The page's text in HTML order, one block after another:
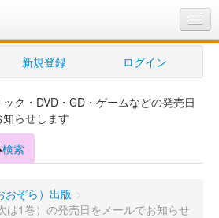
新規登録 ログイン
ク・DVD・CD・ゲームなどの発売日
知らせします
検索
おぞら）出版 >
は1巻）の発売日をメールでお知らせ